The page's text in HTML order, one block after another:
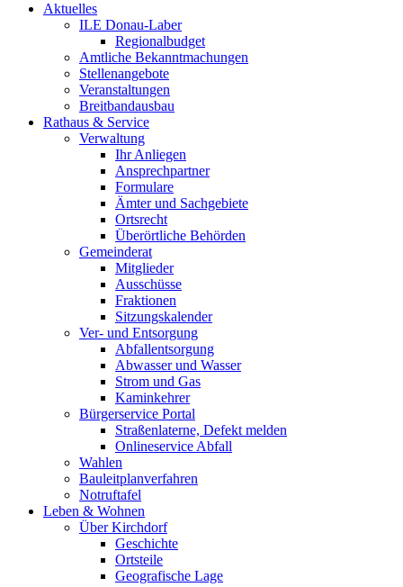
Aktuelles
ILE Donau-Laber
Regionalbudget
Amtliche Bekanntmachungen
Stellenangebote
Veranstaltungen
Breitbandausbau
Rathaus & Service
Verwaltung
Ihr Anliegen
Ansprechpartner
Formulare
Ämter und Sachgebiete
Ortsrecht
Überörtliche Behörden
Gemeinderat
Mitglieder
Ausschüsse
Fraktionen
Sitzungskalender
Ver- und Entsorgung
Abfallentsorgung
Abwasser und Wasser
Strom und Gas
Kaminkehrer
Bürgerservice Portal
Straßenlaterne, Defekt melden
Onlineservice Abfall
Wahlen
Bauleitplanverfahren
Notruftafel
Leben & Wohnen
Über Kirchdorf
Geschichte
Ortsteile
Geografische Lage